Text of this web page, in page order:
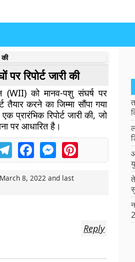
की
रिपोर्ट जारी की
(WII) को मानव-पशु संघर्ष पर
तैयार करने का जिम्मा सौंपा गया
रिपोर्ट जारी की, जो
पर आधारित है।
TelegramFacebookMessengerPinterest
March 8, 2022 and last
Reply